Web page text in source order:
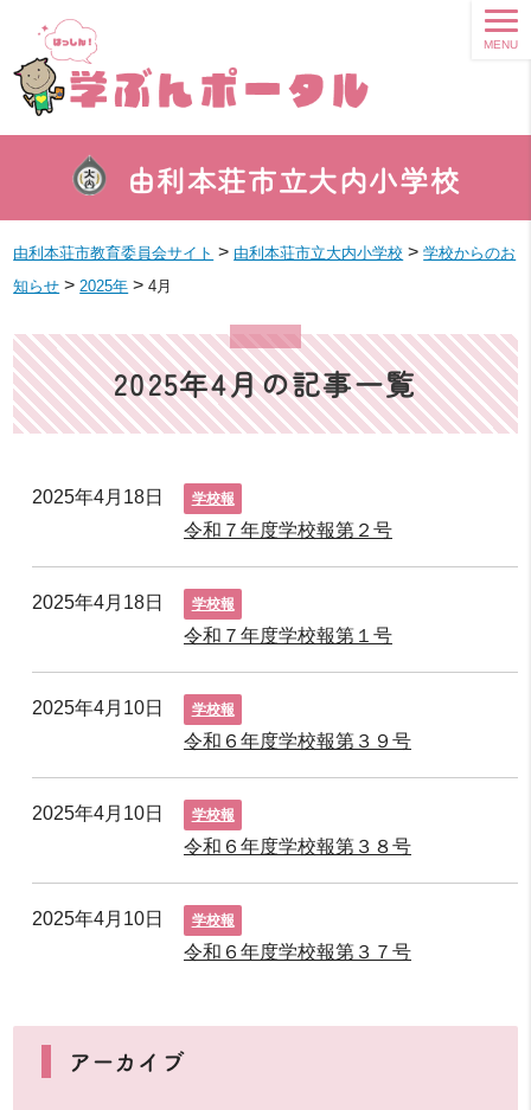
由利本荘市立大内小学校
MENU
由利本荘市教育委員会サイト > 由利本荘市立大内小学校 >学校からのお
知らせ > 2025年 >4月
2025年4月の記事一覧
2025年4月18日 学校報
令和７年度学校報第２号
2025年4月18日 学校報
令和７年度学校報第１号
2025年4月10日 学校報
令和６年度学校報第３９号
2025年4月10日 学校報
令和６年度学校報第３８号
2025年4月10日 学校報
令和６年度学校報第３７号
アーカイブ